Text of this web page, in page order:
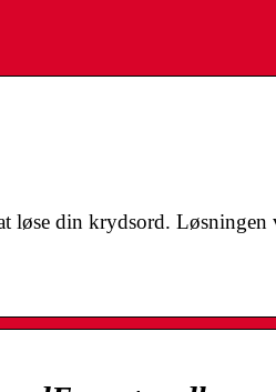
løse din krydsord. Løsningen